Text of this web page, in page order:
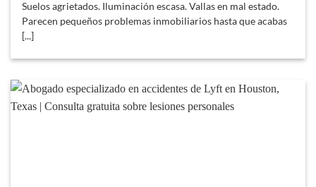
Suelos agrietados. Iluminación escasa. Vallas en mal estado.
Parecen pequeños problemas inmobiliarios hasta que acabas
[...]